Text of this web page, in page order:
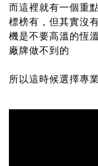
而這裡就有一個重
標榜有，但其實沒
機是不要高溫的恆
廠牌做不到的
所以這時候選擇專